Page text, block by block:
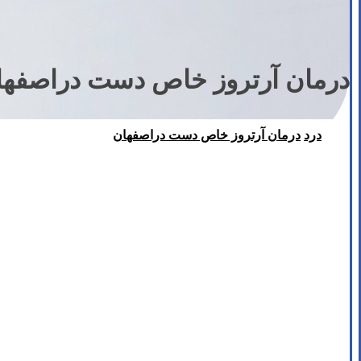
درمان آرتروز خاص دست
درد درمان آرتروز خاص دست دراصفهان